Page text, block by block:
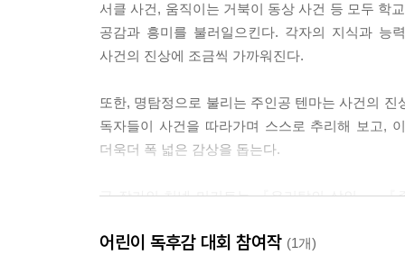
서클 사건, 움직이는 거북이 동상 사건 등 모두 학
공감과 흥미를 불러일으킨다. 각자의 지식과 능
사건의 진상에 조금씩 가까워진다.
또한, 명탐정으로 불리는 주인공 텐마는 사건의
독자들이 사건을 따라가며 스스로 추리해 보고,
더욱더 폭 넓은 감상을 돕는다.
글 작가인 치넨 미키토는 『유리탑의 살인』, 『
불러일으키는 추리 과정, 예측할 수 없는 사건의
어린이 독후감 대회 참여작 (1개)